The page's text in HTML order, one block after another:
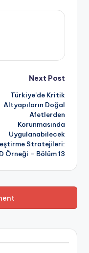
Next Post
Türkiye’de Kritik
Altyapıların Doğal
Afetlerden
Korunmasında
Uygulanabilecek
Stratejileri:
Örneği – Bölüm 13